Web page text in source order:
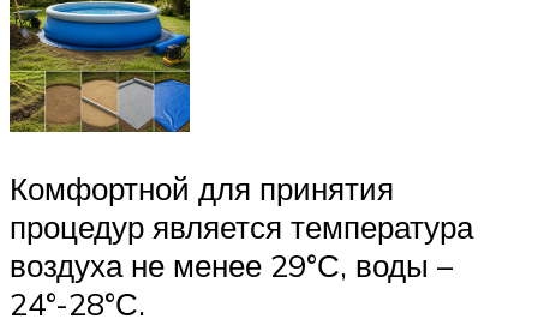
Комфортной для принятия
процедур является температура
воздуха не менее 29°С, воды –
24°-28°С.